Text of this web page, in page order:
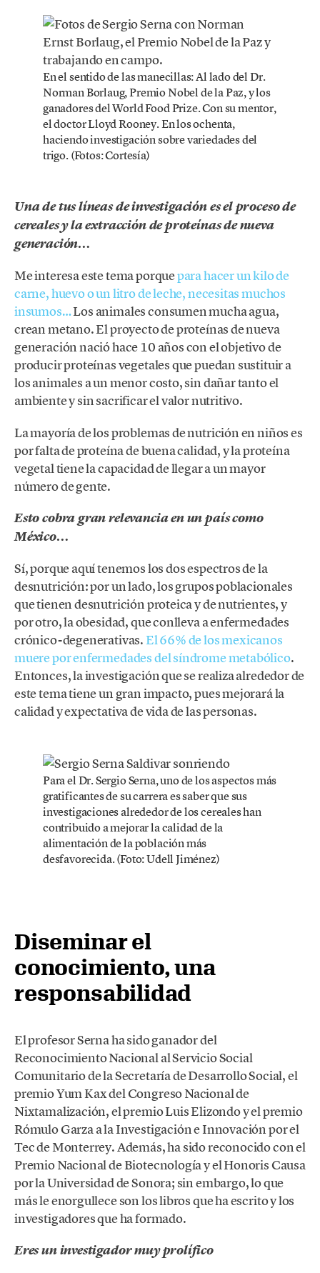
En el sentido de las manecillas: Al lado del Dr.
Norman Borlaug, Premio Nobel de la Paz, y los
ganadores del World Food Prize. Con su mentor,
el doctor Lloyd Rooney. En los ochenta,
haciendo investigación sobre variedades del
trigo. (Fotos: Cortesía)
Una de tus líneas de investigación es el proceso de
cereales y la extracción de proteínas de nueva
generación…
Me interesa este tema porquepara hacer un kilo de
carne, huevo o un litro de leche, necesitas muchos
insumos…Los animales consumen mucha agua,
crean metano. El proyecto de proteínas de nueva
generación nació hace 10 años con el objetivo de
producir proteínas vegetales que puedan sustituir a
los animales a un menor costo, sin dañar tanto el
ambiente y sin sacrificar el valor nutritivo.
La mayoría de los problemas de nutrición en niños es
por falta de proteína de buena calidad, y la proteína
vegetal tiene la capacidad de llegar a un mayor
número de gente.
Esto cobra gran relevancia en un país como
México…
Sí, porque aquí tenemos los dos espectros de la
desnutrición: por un lado, los grupos poblacionales
que tienen desnutrición proteica y de nutrientes, y
por otro, la obesidad, que conlleva a enfermedades
crónico-degenerativas. El 66% de los mexicanos
muere por enfermedades del síndrome metabólico.
Entonces, la investigación que se realiza alrededor de
este tema tiene un gran impacto, pues mejorará la
calidad y expectativa de vida de las personas.
Para el Dr. Sergio Serna, uno de los aspectos más
gratificantes de su carrera es saber que sus
investigaciones alrededor de los cereales han
contribuido a mejorar la calidad de la
alimentación de la población más
desfavorecida. (Foto: Udell Jiménez)
Diseminar el
conocimiento, una
responsabilidad
El profesor Serna ha sido ganador del
Reconocimiento Nacional al Servicio Social
Comunitario de la Secretaría de Desarrollo Social, el
premio Yum Kax del Congreso Nacional de
Nixtamalización, el premio Luis Elizondo y el premio
Rómulo Garza a la Investigación e Innovación por el
Tec de Monterrey. Además, ha sido reconocido con el
Premio Nacional de Biotecnología y el Honoris Causa
por la Universidad de Sonora; sin embargo, lo que
más le enorgullece son los libros que ha escrito y los
investigadores que ha formado.
Eres un investigador muy prolífico